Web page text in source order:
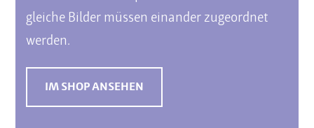
gleiche Bilder müssen einander zugeordnet
werden.
IM SHOP ANSEHEN